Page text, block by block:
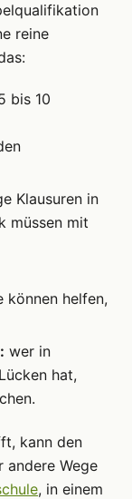
reine
bis 10
Klausuren in
müssen mit
können helfen,
wer in
hat,
kann den
andere Wege
, in einem